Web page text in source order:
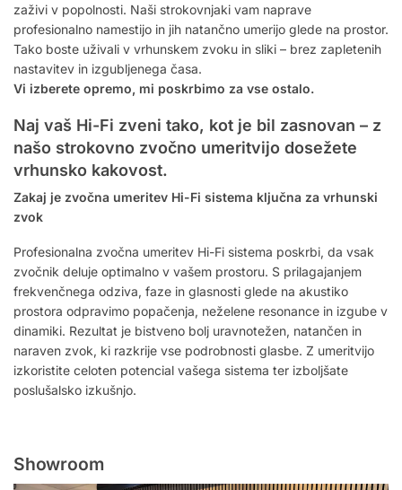
zaživi v popolnosti. Naši strokovnjaki vam naprave
profesionalno namestijo in jih natančno umerijo glede na prostor.
Tako boste uživali v vrhunskem zvoku in sliki – brez zapletenih
nastavitev in izgubljenega časa.
Vi izberete opremo, mi poskrbimo za vse ostalo.
Naj vaš Hi-Fi zveni tako, kot je bil zasnovan – z
našo strokovno zvočno umeritvijo dosežete
vrhunsko kakovost.
Zakaj je zvočna umeritev Hi-Fi sistema ključna za vrhunski
zvok
Profesionalna zvočna umeritev Hi-Fi sistema poskrbi, da vsak
zvočnik deluje optimalno v vašem prostoru. S prilagajanjem
frekvenčnega odziva, faze in glasnosti glede na akustiko
prostora odpravimo popačenja, neželene resonance in izgube v
dinamiki. Rezultat je bistveno bolj uravnotežen, natančen in
naraven zvok, ki razkrije vse podrobnosti glasbe. Z umeritvijo
izkoristite celoten potencial vašega sistema ter izboljšate
poslušalsko izkušnjo.
Showroom